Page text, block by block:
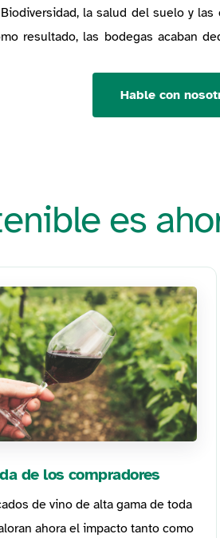
la salud del suelo y
resultado, las bodegas acaban
Hable con
es
de los compradores
de vino de alta gama de toda
ahora el impacto tanto como